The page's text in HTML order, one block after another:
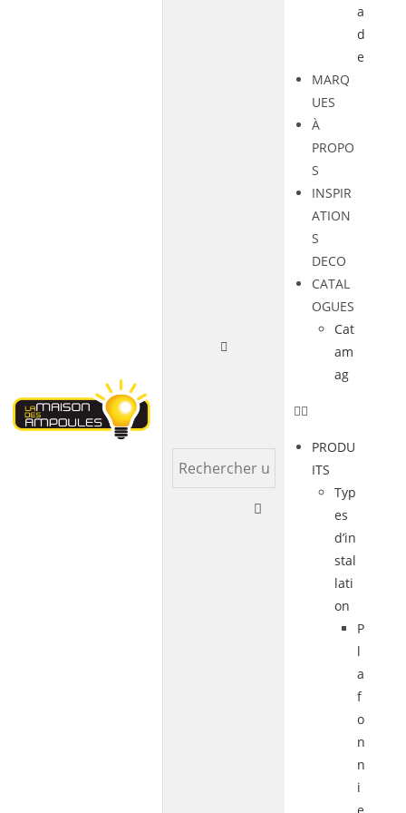
a
d
e
MARQ
UES
À
PROPO
S
INSPIR
ATION
S
DECO
CATAL
OGUES
Cat
am
ag
PRODU
ITS
Typ
es
d’in
stal
lati
on
P
l
a
f
o
n
n
i